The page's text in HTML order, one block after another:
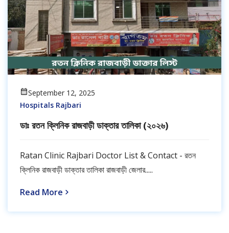
September 12, 2025
Hospitals Rajbari
ডাঃ রতন ক্লিনিক রাজবাড়ী ডাক্তার তালিকা (২০২৬)
Ratan Clinic Rajbari Doctor List & Contact - রতন
ক্লিনিক রাজবাড়ী ডাক্তার তালিকা রাজবাড়ী জেলার.....
Read More